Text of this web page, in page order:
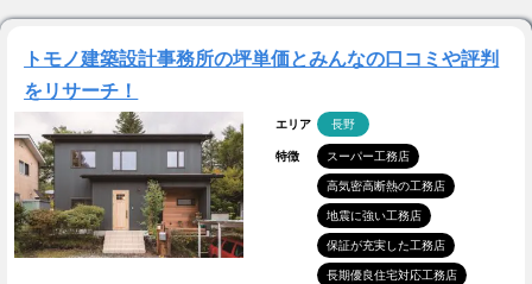
トモノ建築設計事務所の坪単価とみんなの口コミや評判
をリサーチ！
エリア 長野
特徴 スーパー工務店
高気密高断熱の工務店
地震に強い工務店
保証が充実した工務店
長期優良住宅対応工務店